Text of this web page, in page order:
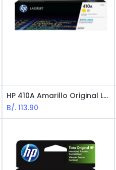
HP 410A Amarillo Original LaserJet Cartucho de Tóner
B/.113.90